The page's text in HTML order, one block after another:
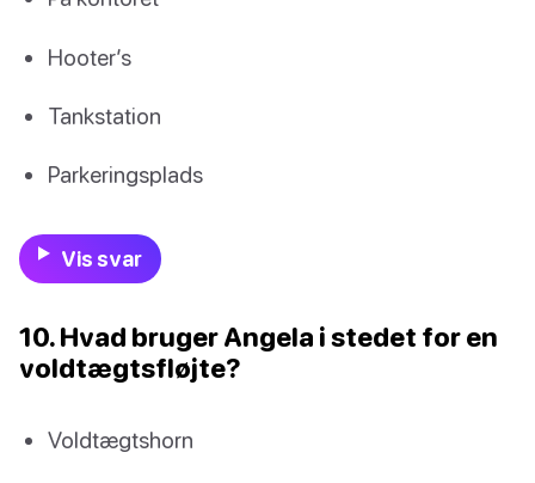
Hooter’s
Tankstation
Parkeringsplads
Vis svar
10. Hvad bruger Angela i stedet for en
voldtægtsfløjte?
Voldtægtshorn